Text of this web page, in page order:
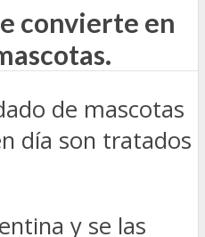
convierte en
de mascotas
día son tratados
y se las